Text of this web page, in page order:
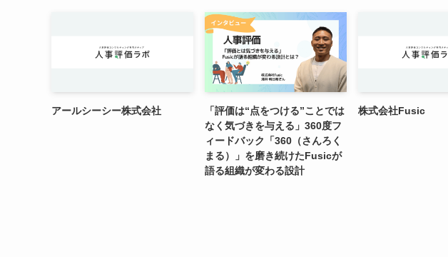
アールシーシー株式会社
「評価は“点をつける”ことでは
なく気づきを与える」360度フ
ィードバック「360（さんろく
まる）」を磨き続けたFusicが
語る組織が変わる設計
株式会社Fusic